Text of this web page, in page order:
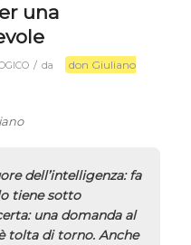
una
/ da
don Giuliano
dell’intelligenza: fa
tiene sotto
una domanda al
tolta di torno. Anche